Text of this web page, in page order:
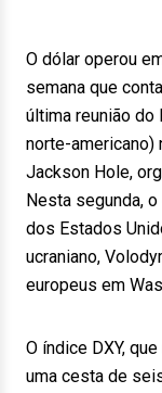
O dólar operou
semana que
última reunião do
norte-americano)
Jackson Hole,
Nesta segunda,
dos Estados
ucraniano,
europeus em
O índice DXY,
uma cesta de